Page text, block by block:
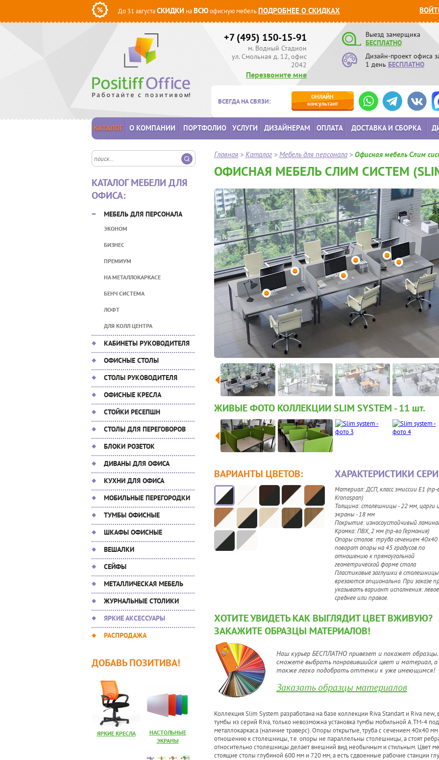
До 31 августаСКИДКИ наВСЮофисную мебельПОДРОБНЕЕ О СКИДКАХ
+7 (495) 150-15-91
м. Водный Стадион
ул. Смольная д. 12, офис
2042
Перезвоните мне
Выезд замерщика
БЕСПЛАТНО
Дизайн-проект офиса
1 день БЕСПЛАТНО
ВСЕГДА НА СВЯЗИ:
ОНЛАЙН
консультант
КАТАЛОГ О КОМПАНИИ ПОРТФОЛИО УСЛУГИ ДИЗАЙНЕРАМ ОПЛАТА ДОСТАВКА И СБОРКА
КАТАЛОГ МЕБЕЛИ ДЛЯ
ОФИСА:
МЕБЕЛЬ ДЛЯ ПЕРСОНАЛА
ЭКОНОМ
БИЗНЕС
ПРЕМИУМ
НА МЕТАЛЛОКАРКАСЕ
БЕНЧ СИСТЕМА
ЛОФТ
ДЛЯ КОЛЛ ЦЕНТРА
КАБИНЕТЫ РУКОВОДИТЕЛЯ
ОФИСНЫЕ СТОЛЫ
СТОЛЫ РУКОВОДИТЕЛЯ
ОФИСНЫЕ КРЕСЛА
СТОЙКИ РЕСЕПШН
СТОЛЫ ДЛЯ ПЕРЕГОВОРОВ
БЛОКИ РОЗЕТОК
ДИВАНЫ ДЛЯ ОФИСА
КУХНИ ДЛЯ ОФИСА
МОБИЛЬНЫЕ ПЕРЕГОРОДКИ
ТУМБЫ ОФИСНЫЕ
ШКАФЫ ОФИСНЫЕ
ВЕШАЛКИ
СЕЙФЫ
МЕТАЛЛИЧЕСКАЯ МЕБЕЛЬ
ЖУРНАЛЬНЫЕ СТОЛИКИ
ЯРКИЕ АКСЕССУАРЫ
РАСПРОДАЖА
ДОБАВЬ ПОЗИТИВА!
ЯРКИЕ КРЕСЛА
НАСТОЛЬНЫЕ
ЭКРАНЫ
Главная > Каталог > Мебель для персонала > Офисная мебель Слим
ОФИСНАЯ МЕБЕЛЬ СЛИМ СИСТЕМ (SLIM
ЖИВЫЕ ФОТО КОЛЛЕКЦИИ SLIM SYSTEM - 11 шт.
ВАРИАНТЫ ЦВЕТОВ: ХАРАКТЕРИСТИКИ
Материал: ДСП, класс эмиссии Е1 (пр-
Kronospan)
Толщина: столешницы - 22 мм, царги
экраны - 18 мм
Покрытие: износоустойчивый
Кромка: ПВХ, 2 мм (пр-во Германия)
Опоры столов: труба сечением
поворот опоры на 45 градусов по
отношению к прямоугольной
геометрической форме стола
Пластиковые заглушки в столешницы
врезаются опционально. При заказе
указывать вариант исполнения:
среднее или правое.
ХОТИТЕ УВИДЕТЬ КАК ВЫГЛЯДИТ ЦВЕТ ВЖИВУЮ?
ЗАКАЖИТЕ ОБРАЗЦЫ МАТЕРИАЛОВ!
Наш курьер БЕСПЛАТНО привезет и покажет
сможете выбрать понравившийся цвет и материал, а
также легко подобрать оттенки к уже имеющимся!
Заказать образцы материалов
Коллекция Slim System разработана на базе коллекции Riva Standart и Riva
тумбы из серий Riva, только невозможна установка тумбы мобильной А.ТМ-4
металлокаркаса (наличие траверс). Опоры открытые, труба с сечением 40х40
отношению к столешницы, т.е. опоры не параллельны столешницы, а стоят
относительно столешницы делает внешний вид необычным и стильным. Цвет
стоящие столы глубиной 600 мм и 720 мм, а есть сдвоенные рабочие станции